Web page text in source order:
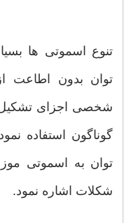
تنوع اسموتی ها
توان بدون اطاعت
شخصی اجزای تشکیل
گوناگون استفاده
توان به اسموتی
شکلات اشاره نمود.